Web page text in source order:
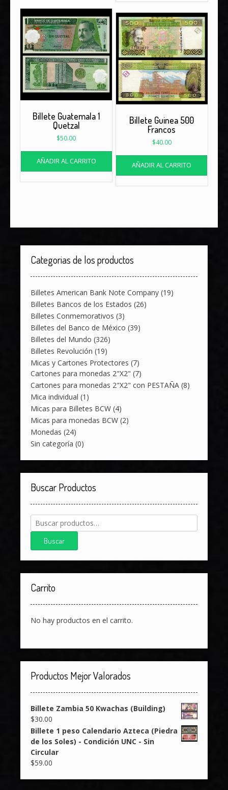
Billete Guatemala 1
Quetzal
$50.00
AÑADIR AL CARRITO
Billete Guinea 500
Francos
$40.00
AÑADIR AL CARRITO
Categorias de los productos
Billetes American Bank Note Company (19)
Billetes Bancos de los Estados (26)
Billetes Conmemorativos (3)
Billetes del Banco de México (39)
Billetes del Mundo (326)
Billetes Revolución (19)
Micas y Cartones Protectores (7)
Cartones para monedas 2"X2" (7)
Cartones para monedas 2"X2" con PESTAÑA (8)
Mica individual (1)
Micas para Billetes BCW (4)
Micas para monedas BCW (2)
Monedas (24)
Sin categoría (0)
Buscar Productos
Buscar
por:
Buscar
Carrito
No hay productos en el carrito.
Productos Mejor Valorados
Billete Zambia 50 Kwachas (Building)
$30.00
Billete 1 peso Calendario Azteca (Piedra
de los Soles) - Condición UNC - Sin
Circular
$59.00